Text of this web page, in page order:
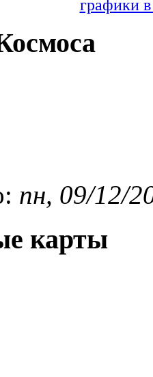
графики
пн, 09/12/
карты